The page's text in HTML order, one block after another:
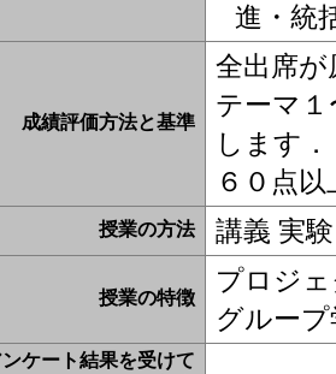
進・統
成績評価方法と基準
全出席が
テーマ
します．
６０点
授業の方法 講義 実験
授業の特徴
プロジ
グルー
ケート結果を受けて